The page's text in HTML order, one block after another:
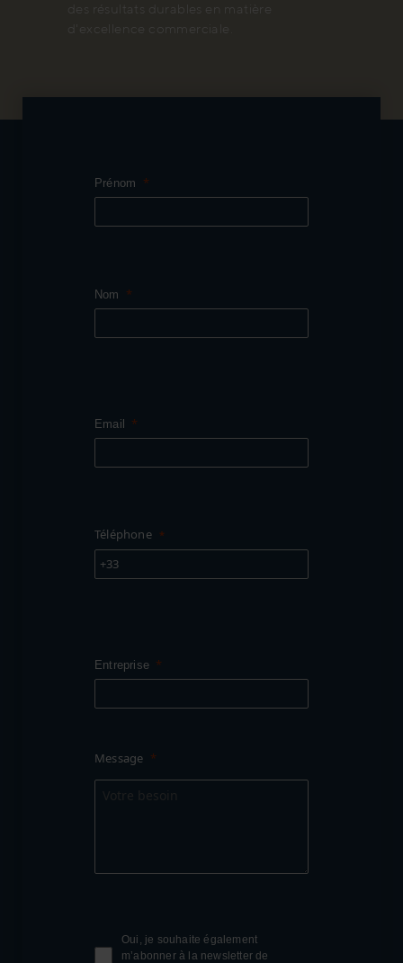
des résultats durables en matière
d'excellence commerciale.
Prénom
Nom
Email
Téléphone
+33
Entreprise
Message
Oui, je souhaite également
m’abonner à la newsletter de